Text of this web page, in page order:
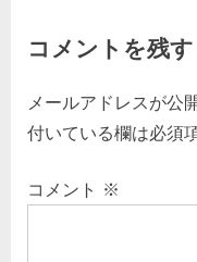
ナ
ビ
ゲ
ー
v
u
P
コメントを残す
メールアドレスが公
付いている欄は必須
コメント ※